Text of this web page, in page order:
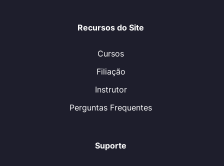
Recursos do Site
Cursos
Filiação
Instrutor
Perguntas Frequentes
Suporte